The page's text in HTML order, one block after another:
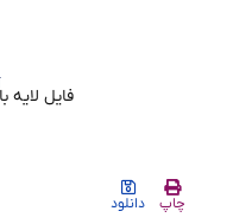
فایل لایه
چاپ دانلود